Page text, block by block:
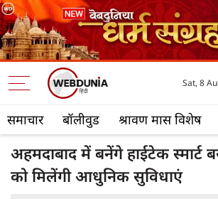
समाचार बॉलीवुड श्रावण मास विशेष
Sat, 8
अहमदाबाद में बनेंगे हाईटेक स्मार्ट
को मिलेंगी आधुनिक सुविधाएं